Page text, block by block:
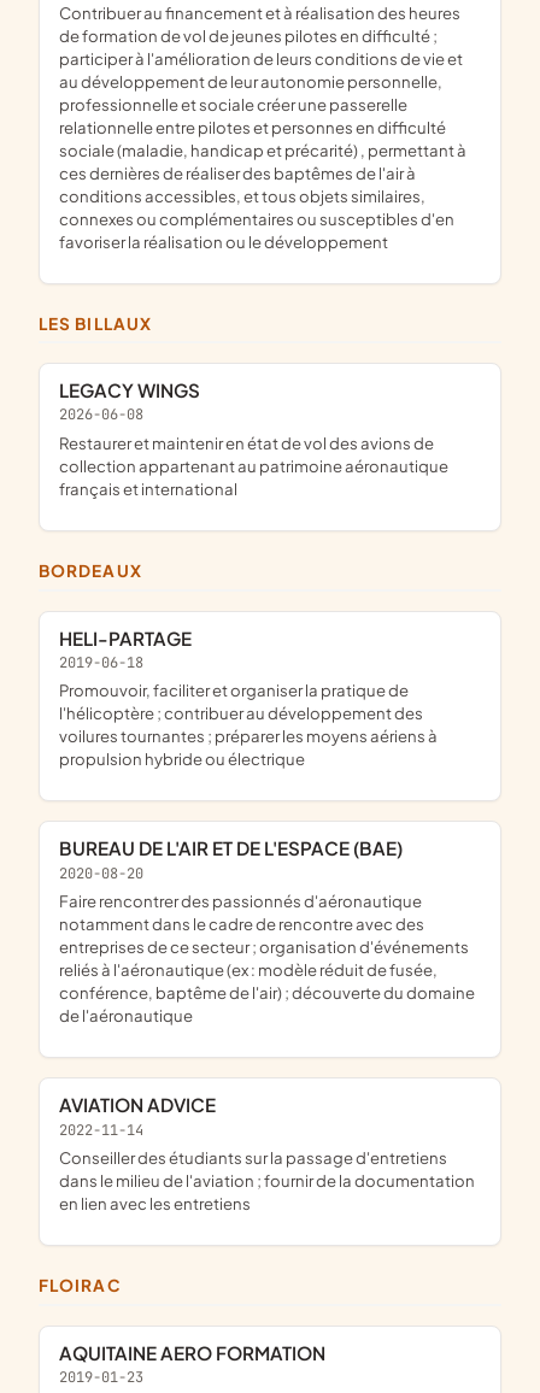
contribuer au financement et à réalisation des heures
de formation de vol de jeunes pilotes en difficulté ;
participer à l'amélioration de leurs conditions de vie et
au développement de leur autonomie personnelle,
professionnelle et sociale créer une passerelle
relationnelle entre pilotes et personnes en difficulté
sociale (maladie, handicap et précarité) , permettant à
ces dernières de réaliser des baptêmes de l'air à
conditions accessibles, et tous objets similaires,
connexes ou complémentaires ou susceptibles d'en
favoriser la réalisation ou le développement
LES BILLAUX
LEGACY WINGS
2026-06-08
restaurer et maintenir en état de vol des avions de
collection appartenant au patrimoine aéronautique
français et international
BORDEAUX
HELI-PARTAGE
2019-06-18
promouvoir, faciliter et organiser la pratique de
l'hélicoptère ; contribuer au développement des
voilures tournantes ; préparer les moyens aériens à
propulsion hybride ou électrique
BUREAU DE L'AIR ET DE L'ESPACE (BAE)
2020-08-20
faire rencontrer des passionnés d'aéronautique
notamment dans le cadre de rencontre avec des
entreprises de ce secteur ; organisation d'événements
reliés à l'aéronautique (ex : modèle réduit de fusée,
conférence, baptême de l'air) ; découverte du domaine
de l'aéronautique
AVIATION ADVICE
2022-11-14
conseiller des étudiants sur la passage d'entretiens
dans le milieu de l'aviation ; fournir de la documentation
en lien avec les entretiens
FLOIRAC
AQUITAINE AERO FORMATION
2019-01-23